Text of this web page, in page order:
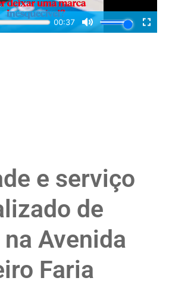
e serviço
de
Avenida
Faria